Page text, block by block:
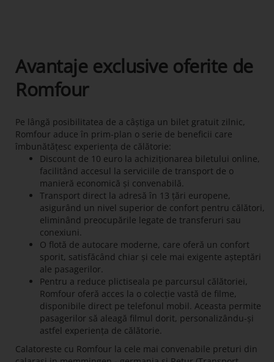
Avantaje exclusive oferite de
Romfour
Pe lângă posibilitatea de a câștiga un bilet gratuit zilnic,
Romfour aduce în prim-plan o serie de beneficii care
îmbunătățesc experiența de călătorie:
Discount de 10 euro la achiziționarea biletului online,
facilitând accesul la serviciile de transport de o
manieră economică și convenabilă.
Transport direct la adresă în 13 țări europene,
asigurând un nivel superior de confort pentru călători,
eliminând preocupările legate de transferuri sau
conexiuni.
O flotă de autocare moderne, care oferă un confort
sporit, satisfăcând chiar și cele mai exigente așteptări
ale pasagerilor.
Pentru a reduce plictiseala pe parcursul călătoriei,
Romfour oferă acces la o colecție vastă de filme,
disponibile direct pe telefonul mobil. Aceasta permite
pasagerilor să aleagă filmul dorit, personalizându-și
astfel experiența de călătorie.
Calatoreste cu Romfour la cele mai convenabile preturi din